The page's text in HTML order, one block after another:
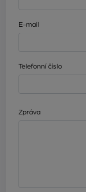
E-mail
Telefonní číslo
Zpráva